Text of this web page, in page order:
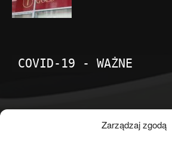
Zarządzaj zgodą
COVID-19 - WAŻNE